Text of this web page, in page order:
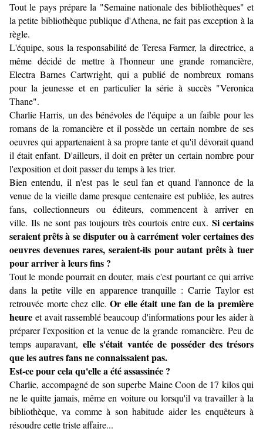
Tout le pays prépare la "Semaine nationale des bibliothèques" et
la petite bibliothèque publique d'Athena, ne fait pas exception à la
règle.
L'équipe, sous la responsabilité de Teresa Farmer, la directrice, a
même décidé de mettre à l'honneur une grande romancière,
Electra Barnes Cartwright, qui a publié de nombreux romans
pour la jeunesse et en particulier la série à succès "Veronica
Thane".
Charlie Harris, un des bénévoles de l'équipe a un faible pour les
romans de la romancière et il possède un certain nombre de ses
oeuvres qui appartenaient à sa propre tante et qu'il dévorait quand
il était enfant. D'ailleurs, il doit en prêter un certain nombre pour
l'exposition et doit passer du temps à les trier.
Bien entendu, il n'est pas le seul fan et quand l'annonce de la
venue de la vieille dame presque centenaire est publiée, les autres
fans, collectionneurs ou éditeurs, commencent à arriver en
ville. Ils ne sont pas toujours très courtois entre eux. Si certains
seraient prêts à se disputer ou à carrément voler certaines des
oeuvres devenues rares, seraient-ils pour autant prêts à tuer
pour arriver à leurs fins ?
Tout le monde pourrait en douter, mais c'est pourtant ce qui arrive
dans la petite ville en apparence tranquille : Carrie Taylor est
retrouvée morte chez elle.Or elle était une fan de la première
heure et avait rassemblé beaucoup d'informations pour les aider à
préparer l'exposition et la venue de la grande romancière. Peu de
temps auparavant,elle s'était vantée de posséder des trésors
que les autres fans ne connaissaient pas.
Est-ce pour cela qu'elle a été assassinée ?
Charlie, accompagné de son superbe Maine Coon de 17 kilos qui
ne le quitte jamais, même en voiture ou lorsqu'il va travailler à la
bibliothèque, va comme à son habitude aider les enquêteurs à
résoudre cette triste affaire...